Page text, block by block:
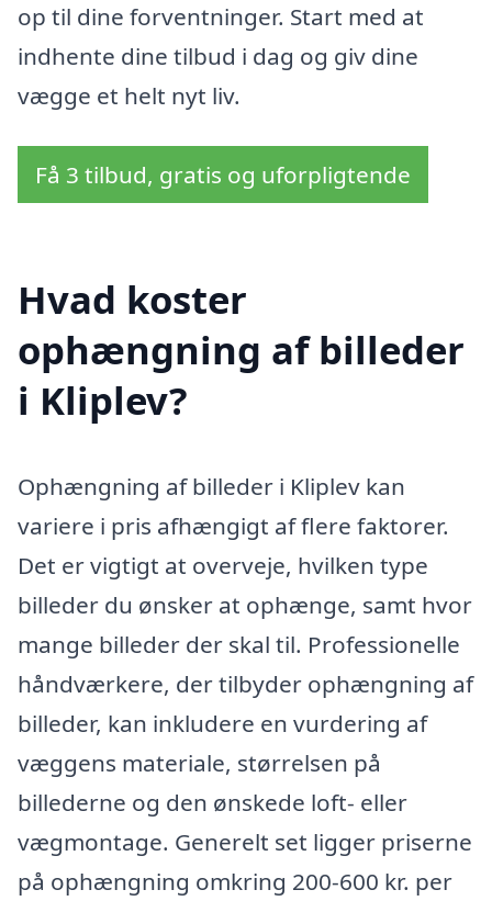
op til dine forventninger. Start med at
indhente dine tilbud i dag og giv dine
vægge et helt nyt liv.
Få 3 tilbud, gratis og uforpligtende
Hvad koster
ophængning af billeder
i Kliplev?
Ophængning af billeder i Kliplev kan
variere i pris afhængigt af flere faktorer.
Det er vigtigt at overveje, hvilken type
billeder du ønsker at ophænge, samt hvor
mange billeder der skal til. Professionelle
håndværkere, der tilbyder ophængning af
billeder, kan inkludere en vurdering af
væggens materiale, størrelsen på
billederne og den ønskede loft- eller
vægmontage. Generelt set ligger priserne
på ophængning omkring 200-600 kr. per